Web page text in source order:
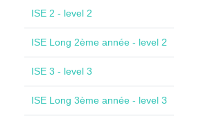
ISE 2 - level 2
ISE Long 2ème année - level 2
ISE 3 - level 3
ISE Long 3ème année - level 3